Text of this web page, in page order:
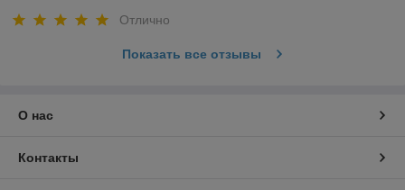
Отлично
Показать все отзывы
О нас
Контакты